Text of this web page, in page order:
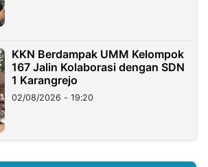
KKN Berdampak UMM Kelompok
167 Jalin Kolaborasi dengan SDN
1 Karangrejo
02/08/2026 - 19:20